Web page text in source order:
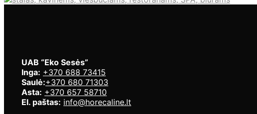
UAB “Eko Sesės”
Inga: +370 688 73415
Saulė:+370 680 71303
Asta: +370 657 58710
El. paštas: info@horecaline.lt